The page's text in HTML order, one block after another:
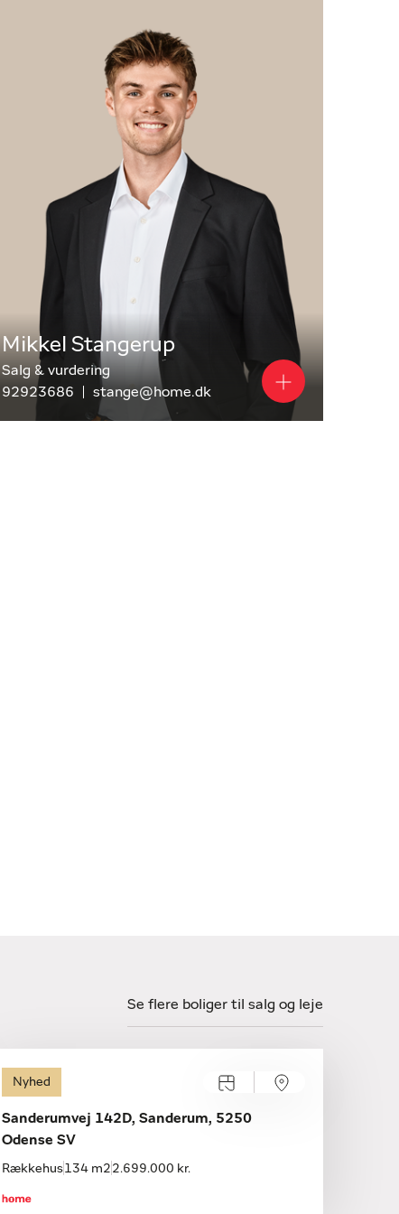
Mikkel Stangerup
Salg & vurdering
92923686
stange@home.dk
Se flere boliger til salg og leje
Nyhed
Sanderumvej 142D, Sanderum, 5250
Odense SV
Rækkehus134 m2 2.699.000 kr.